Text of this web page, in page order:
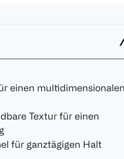
einen
Textur für einen
für ganztägigen Halt